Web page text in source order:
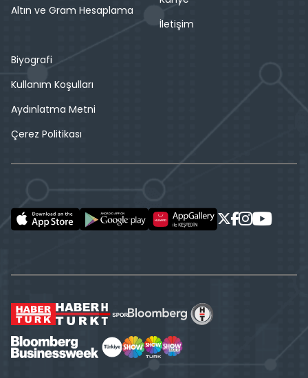
Altın ve Gram Hesaplama
İletişim
Biyografi
Kullanım Koşulları
Aydınlatma Metni
Çerez Politikası